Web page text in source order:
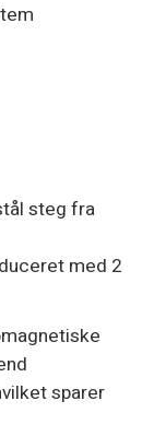
steg fra
med 2
sparer